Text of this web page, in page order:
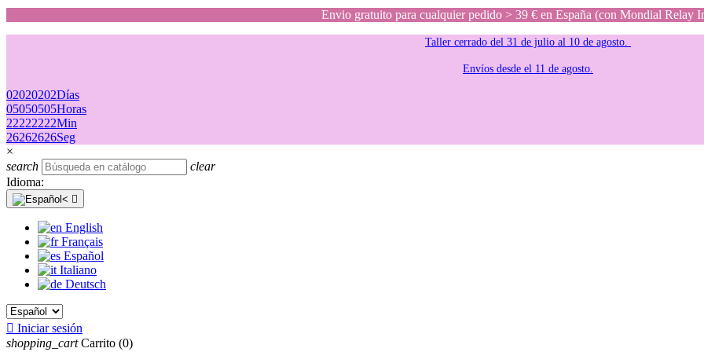
Envio gratuito para cualquier pedido > 39 € en España (con Mondial Relay
Taller cerrado del 31 de julio al 10 de agosto.
Envíos desde el 11 de agosto.
02020202Días
05050505Horas
22222222Min
26262626Seg
×
search
clear
Idioma:

English
Français
Español
Italiano
Deutsch
 Iniciar sesión
shopping_cart Carrito (0)